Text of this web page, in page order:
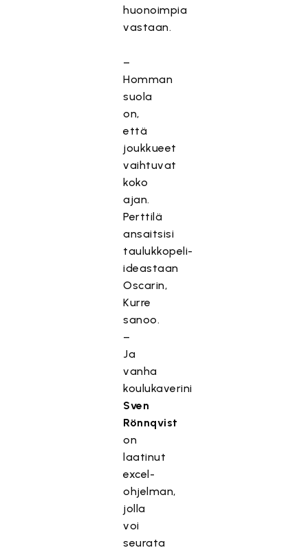
huonoimpia
vastaan.
–
Homman
suola
on,
että
joukkueet
vaihtuvat
koko
ajan.
Perttilä
ansaitsisi
taulukkopeli-
ideastaan
Oscarin,
Kurre
sanoo.
–
Ja
vanha
koulukaverini
Sven
Rönnqvist
on
laatinut
excel-
ohjelman,
jolla
voi
seurata